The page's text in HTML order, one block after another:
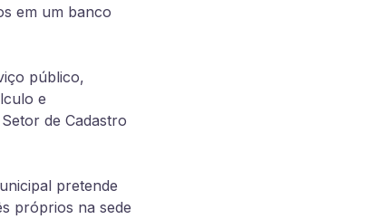
em um banco
público,
e
de Cadastro
pretende
próprios na sede